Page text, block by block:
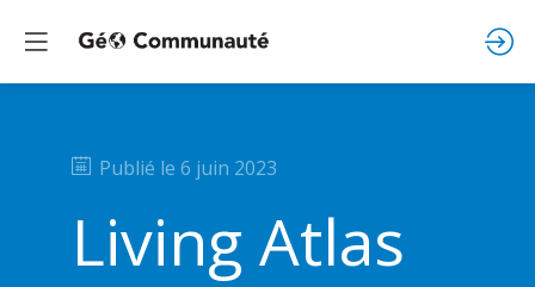
Publié le 6 juin 2023
Living Atlas